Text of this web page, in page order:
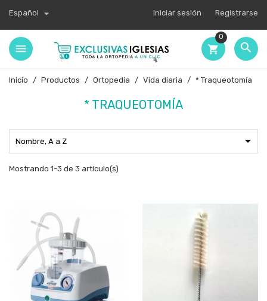
Español  Iniciar sesión Registrarse

shopping_cart
0
Inicio Productos Ortopedia Vida diaria * Traqueotomía
* TRAQUEOTOMÍA
Nombre, A a Z 
Mostrando 1-3 de 3 artículo(s)